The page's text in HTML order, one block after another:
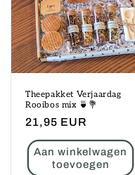
Theepakket Verjaardag
Rooibos mix 🍵💐
Normale
prijs
21,95 EUR
Aan winkelwagen
toevoegen